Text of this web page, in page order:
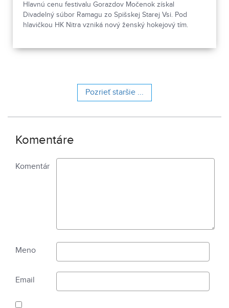
Hlavnú cenu festivalu Gorazdov Močenok získal
Divadelný súbor Ramagu zo Spišskej Starej Vsi. Pod
hlavičkou HK Nitra vzniká nový ženský hokejový tím.
Pozrieť staršie ...
Komentáre
Komentár
Meno
Email